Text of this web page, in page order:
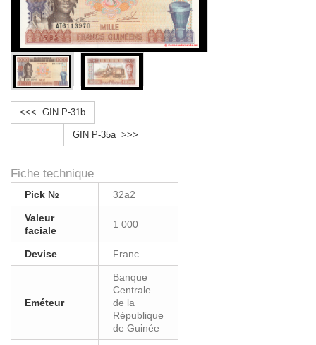
<<< GIN P-31b
GIN P-35a >>>
Fiche technique
Pick № 32a2
Valeur
faciale
1 000
Devise Franc
Eméteur
Banque
Centrale
de la
République
de Guinée